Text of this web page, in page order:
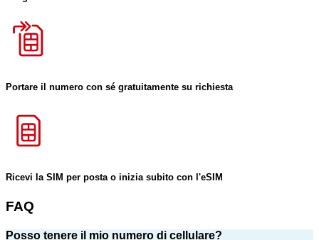
Portare il numero con sé gratuitamente su richiesta
Ricevi la SIM per posta o inizia subito con l'eSIM
FAQ
Posso tenere il mio numero di cellulare?